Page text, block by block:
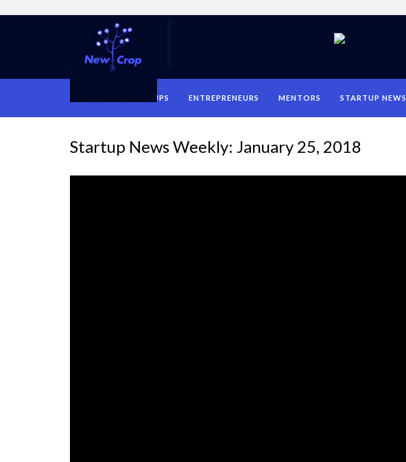
STARTUPS ENTREPRENEURS MENTORS STARTUP NEWS
Startup News Weekly: January 25, 2018